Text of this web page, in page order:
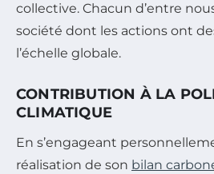
collective. Chacun d’entre
société dont les actions ont
l’échelle globale.
CONTRIBUTION À LA
CLIMATIQUE
En s’engageant
réalisation de son bilan